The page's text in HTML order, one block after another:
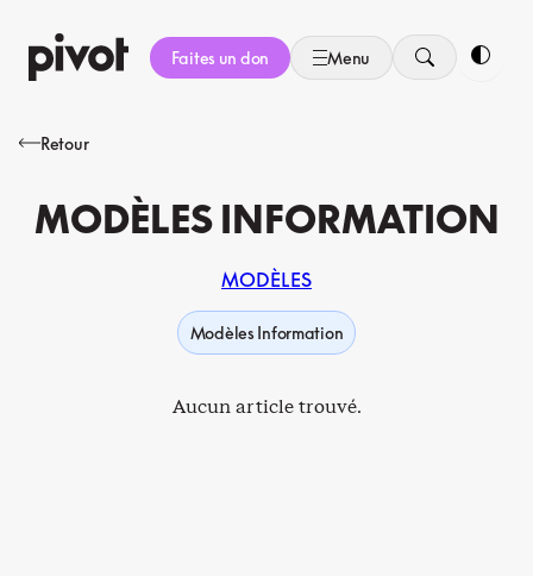
au
contenu
Faites un don Menu
Retour
MODÈLES INFORMATION
MODÈLES
Modèles Information
Aucun article trouvé.